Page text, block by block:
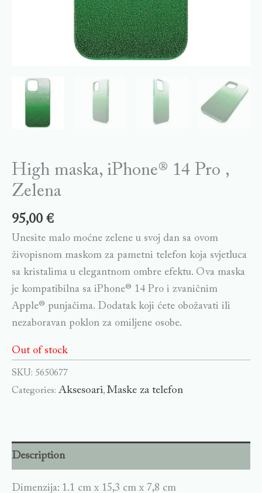
High maska, iPhone® 14 Pro ,
Zelena
95,00 €
Unesite malo moćne zelene u svoj dan sa ovom
živopisnom maskom za pametni telefon koja svjetluca
sa kristalima u elegantnom ombre efektu. Ova maska
je kompatibilna sa iPhone® 14 Pro i zvaničnim
Apple® punjačima. Dodatak koji ćete obožavati ili
nezaboravan poklon za omiljene osobe.
Out of stock
SKU: 5650677
Categories: Aksesoari,Maske za telefon
Description
Dimenzija: 1.1 cm x 15,3 cm x 7,8 cm